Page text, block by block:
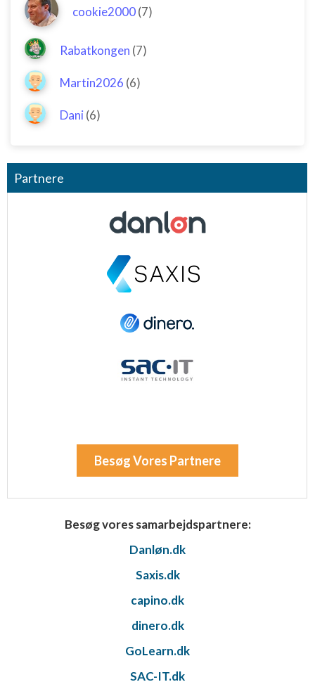
cookie2000(7)
Rabatkongen (7)
Martin2026 (6)
Dani (6)
Partnere
Besøg Vores Partnere
Besøg vores samarbejdspartnere:
Danløn.dk
Saxis.dk
capino.dk
dinero.dk
GoLearn.dk
SAC-IT.dk